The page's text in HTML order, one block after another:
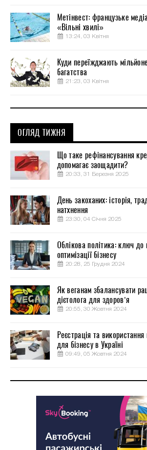
Метінвест: французьке
«Вільні хвилі»
13:24, 03 Квітня
Куди переїжджають
багатства
21:23, 03 Квітня
ОГЛЯД ТИЖНЯ
Що таке рефінансування
допомагає заощадити?
20:33, 31 Березня 2025
День закоханих: історія,
натхнення
23:30, 04 Січня 2025
Облікова політика: ключ до
оптимізації бізнесу
20:28, 25 Грудня 2024
Як веганам збалансувати
дієтолога для здоров’я
20:55, 30 Жовтня 2024
Реєстрація та
для бізнесу в Україні
09:49, 05 Жовтня 2024